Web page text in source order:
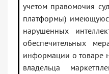
учетом правомочия
платформы)
нарушенных
обеспечительных
информации о товаре
владельца